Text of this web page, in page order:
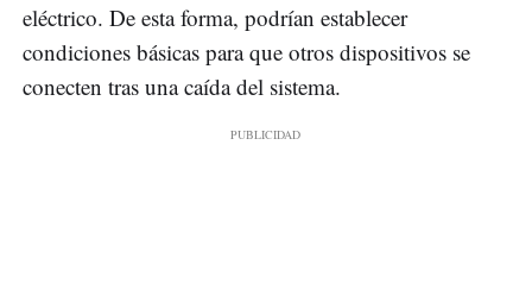
eléctrico. De esta forma, podrían establecer
condiciones básicas para que otros dispositivos se
conecten tras una caída del sistema.